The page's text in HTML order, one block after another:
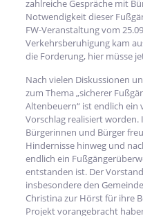
zahlreiche Gespräche mit
Notwendigkeit dieser
FW-Veranstaltung vom
Verkehrsberuhigung kam
die Forderung, hier müsse
Nach vielen Diskussionen
zum Thema „sicherer
Altenbeuern“ ist endlich
Vorschlag realisiert worden.
Bürgerinnen und Bürger
Hindernisse hinweg und
endlich ein
entstanden ist. Der
insbesondere den
Christina zur Hörst für ihre
Projekt vorangebracht